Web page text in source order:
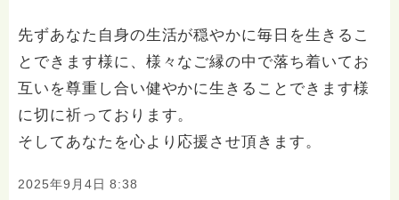
先ずあなた自身の生活が穏やかに毎日を生きるこ
とできます様に、様々なご縁の中で落ち着いてお
互いを尊重し合い健やかに生きることできます様
に切に祈っております。
そしてあなたを心より応援させ頂きます。
2025年9月4日 8:38